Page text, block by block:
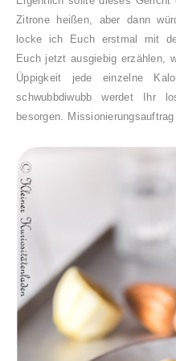
Zitrone heißen, aber dann
locke ich Euch erstmal mit
Euch jetzt ausgiebig erzählen,
Üppigkeit jede einzelne
schwubbdiwubb werdet Ihr
besorgen.